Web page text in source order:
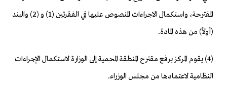
المقترحة، واستكمال الاجراءات المنصوص عليها في الفقرتين (1) و (2) والبند
(أولاً) من هذه المادة.
(4) يقوم المركز برفع مقترح المنطقة المحمية إلى الوزارة لاستكمال الإجراءات
النظامية لاعتمادها من مجلس الوزراء.